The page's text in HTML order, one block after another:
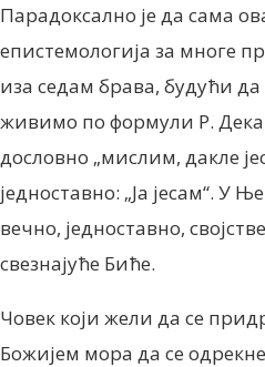
Парадоксално је да сама
епистемологија за многе
иза седам брава, будући
живимо по формули Р.
дословно „мислим, дакле
једноставно: „Ја jeсам“. У
вечно, једноставно,
свезнајуће Биће.
Човек који жели да се
Божијем мора да се